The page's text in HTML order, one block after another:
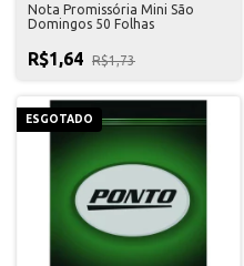
Nota Promissória Mini São
Domingos 50 Folhas
R$1,64 R$1,73
ESGOTADO